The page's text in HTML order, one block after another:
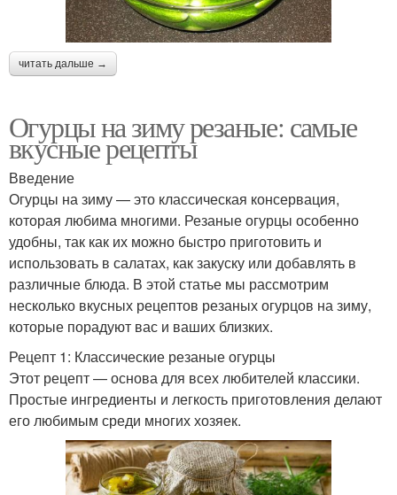
читать дальше →
Огурцы на зиму резаные: самые
вкусные рецепты
Введение
Огурцы на зиму — это классическая консервация,
которая любима многими. Резаные огурцы особенно
удобны, так как их можно быстро приготовить и
использовать в салатах, как закуску или добавлять в
различные блюда. В этой статье мы рассмотрим
несколько вкусных рецептов резаных огурцов на зиму,
которые порадуют вас и ваших близких.
Рецепт 1: Классические резаные огурцы
Этот рецепт — основа для всех любителей классики.
Простые ингредиенты и легкость приготовления делают
его любимым среди многих хозяек.